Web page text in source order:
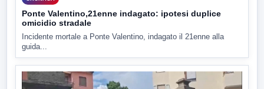
Ponte Valentino,21enne indagato: ipotesi duplice
omicidio stradale
Incidente mortale a Ponte Valentino, indagato il 21enne alla
guida...